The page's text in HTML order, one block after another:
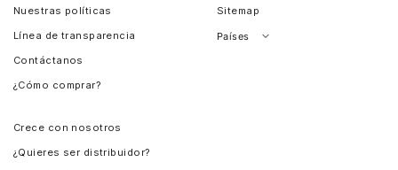
Nuestras políticas
Línea de transparencia
Contáctanos
¿Cómo comprar?
Sitemap
Países
Crece con nosotros
¿Quieres ser distribuidor?